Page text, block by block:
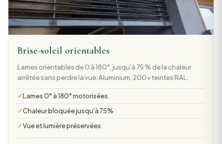
Brise-soleil orientables
Lames orientables de 0 à 180°, jusqu'à 75 % de la chaleur
arrêtée sans perdre la vue. Aluminium, 200+ teintes RAL.
Lames 0° à 180° motorisées
Chaleur bloquée jusqu'à 75%
Vue et lumière préservées